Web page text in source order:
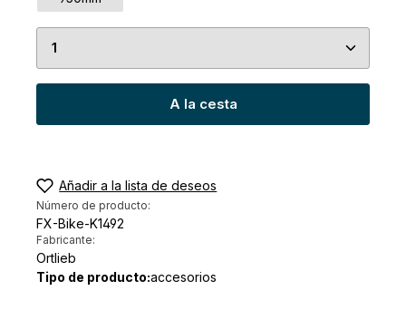
Cantidad del producto: introduce la cantidad
A la cesta
Añadir a la lista de deseos
Número de producto:
FX-Bike-K1492
Fabricante:
Ortlieb
Tipo de producto:accesorios